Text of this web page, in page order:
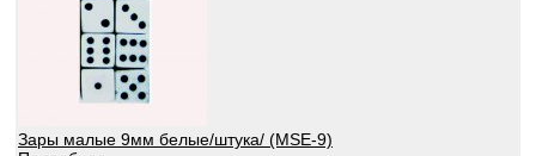
Зары малые 9мм белые/штука/ (MSE-9)